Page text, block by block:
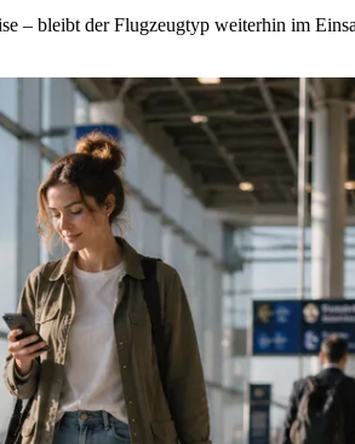
– bleibt der Flugzeugtyp weiterhin im